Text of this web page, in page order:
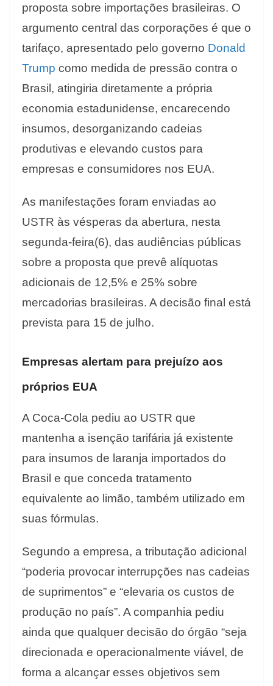
proposta sobre importações brasileiras. O
argumento central das corporações é que o
tarifaço, apresentado pelo governo Donald
Trump como medida de pressão contra o
Brasil, atingiria diretamente a própria
economia estadunidense, encarecendo
insumos, desorganizando cadeias
produtivas e elevando custos para
empresas e consumidores nos EUA.
As manifestações foram enviadas ao
USTR às vésperas da abertura, nesta
segunda-feira(6), das audiências públicas
sobre a proposta que prevê alíquotas
adicionais de 12,5% e 25% sobre
mercadorias brasileiras. A decisão final está
prevista para 15 de julho.
Empresas alertam para prejuízo aos
próprios EUA
A Coca-Cola pediu ao USTR que
mantenha a isenção tarifária já existente
para insumos de laranja importados do
Brasil e que conceda tratamento
equivalente ao limão, também utilizado em
suas fórmulas.
Segundo a empresa, a tributação adicional
“poderia provocar interrupções nas cadeias
de suprimentos” e “elevaria os custos de
produção no país”. A companhia pediu
ainda que qualquer decisão do órgão “seja
direcionada e operacionalmente viável, de
forma a alcançar esses objetivos sem